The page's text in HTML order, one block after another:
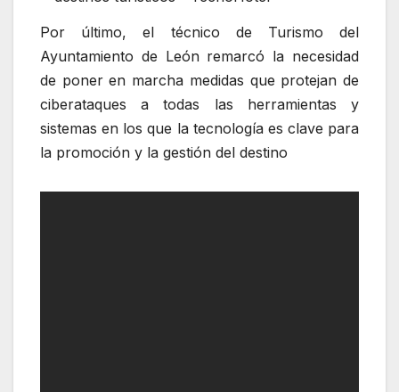
Por último, el técnico de Turismo del
Ayuntamiento de León remarcó la necesidad
de poner en marcha medidas que protejan de
ciberataques a todas las herramientas y
sistemas en los que la tecnología es clave para
la promoción y la gestión del destino